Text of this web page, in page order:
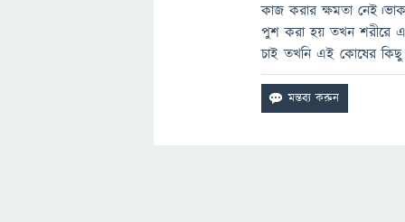
কাজ করার ক্ষমতা
পুশ করা হয় তখন শরীরে
চাই তখনি এই কোষের